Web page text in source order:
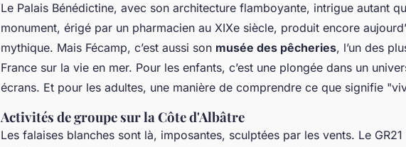
Le Palais Bénédictine, avec son architecture flamboyante, intrigue autant
monument, érigé par un pharmacien au XIXe siècle, produit encore
mythique. Mais Fécamp, c’est aussi son musée des pêcheries, l’un des
France sur la vie en mer. Pour les enfants, c’est une plongée dans un
écrans. Et pour les adultes, une manière de comprendre ce que signifie
Activités de groupe sur la Côte d'Albâtre
Les falaises blanches sont là, imposantes, sculptées par les vents. Le